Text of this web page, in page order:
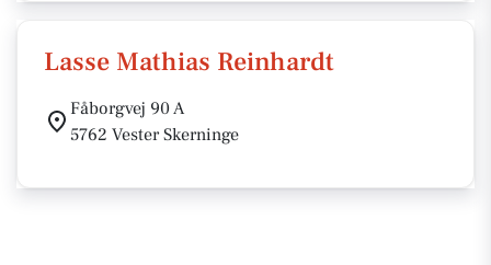
Lasse Mathias Reinhardt
Fåborgvej 90 A
5762 Vester Skerninge